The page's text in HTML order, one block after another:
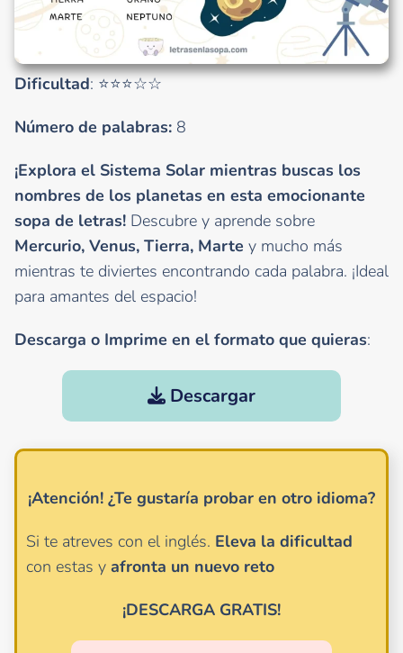
Dificultad: ⭐⭐⭐☆☆
Número de palabras: 8
¡Explora el Sistema Solar mientras buscas los
nombres de los planetas en esta emocionante
sopa de letras! Descubre y aprende sobre
Mercurio, Venus, Tierra, Marte y mucho más
mientras te diviertes encontrando cada palabra. ¡Ideal
para amantes del espacio!
Descarga o Imprime en el formato que quieras:
Descargar
¡Atención! ¿Te gustaría probar en otro idioma?
Si te atreves con el inglés. Eleva la dificultad
con estas y afronta un nuevo reto
¡DESCARGA GRATIS!